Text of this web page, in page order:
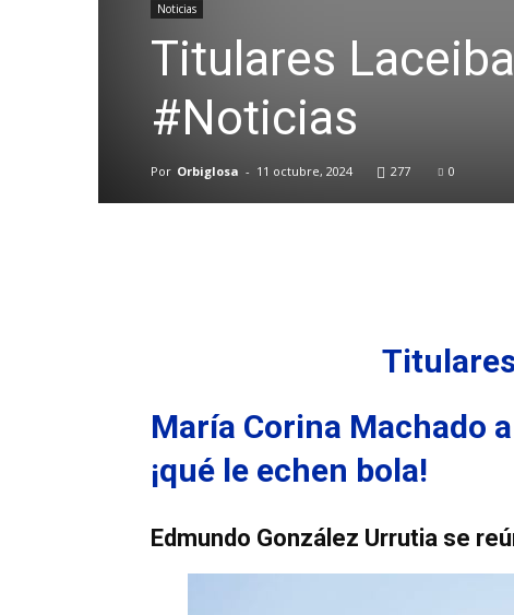
Noticias
Titulares
#Noticias
Por Orbiglosa - 11 octubre, 2024 277 0
María Corina Machado
¡qué le echen bola!
Edmundo González Urrutia se